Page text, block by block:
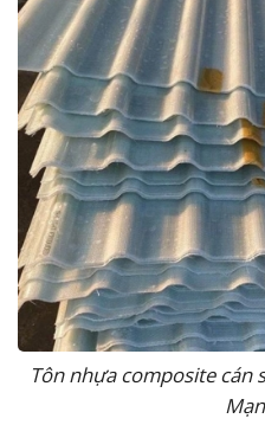
Tôn nhựa composite cán